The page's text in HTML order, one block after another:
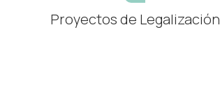
Proyectos de Legalización